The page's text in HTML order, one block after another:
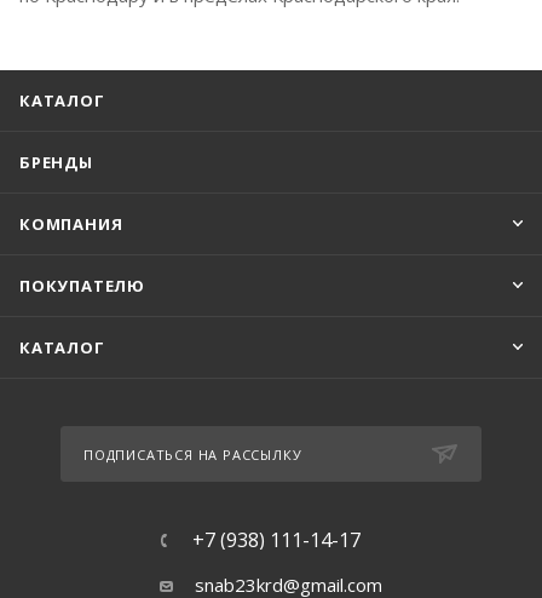
КАТАЛОГ
БРЕНДЫ
КОМПАНИЯ
ПОКУПАТЕЛЮ
КАТАЛОГ
ПОДПИСАТЬСЯ НА РАССЫЛКУ
+7 (938) 111-14-17
snab23krd@gmail.com